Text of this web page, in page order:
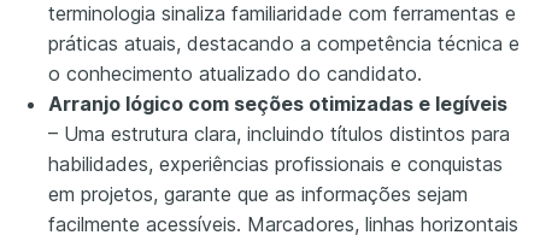
terminologia sinaliza familiaridade com ferramentas e
práticas atuais, destacando a competência técnica e
o conhecimento atualizado do candidato.
Arranjo lógico com seções otimizadas e legíveis
– Uma estrutura clara, incluindo títulos distintos para
habilidades, experiências profissionais e conquistas
em projetos, garante que as informações sejam
facilmente acessíveis. Marcadores, linhas horizontais